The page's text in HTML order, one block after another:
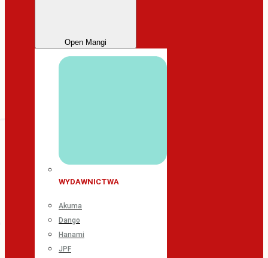
Open Mangi
WYDAWNICTWA
Akuma
Dango
Hanami
JPF